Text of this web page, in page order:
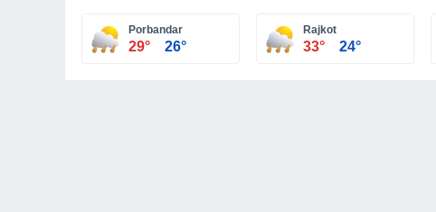
Porbandar
29° 26°
Rajkot
33° 24°